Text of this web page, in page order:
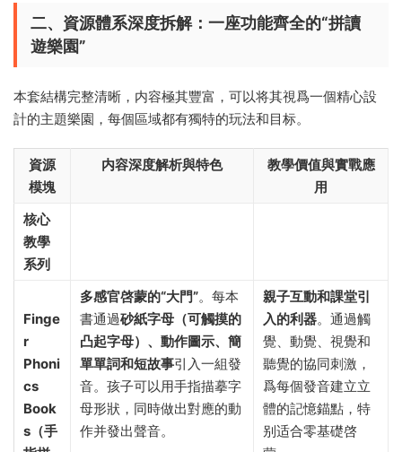
二、資源體系深度拆解：一座功能齊全的“拼讀
遊樂園”​
本套結構完整清晰，内容極其豐富，可以将其視爲一個精心設
計的主題樂園，每個區域都有獨特的玩法和目标。
資源
模塊
内容深度解析與特色
教學價值與實戰應
用
核心
教學
系列
Finge
r
Phoni
cs
Book
s（手
多感官啓蒙的“大門”​。每本
書通過砂紙字母（可觸摸的
凸起字母）、動作圖示、簡
單單詞和短故事引入一組發
音。孩子可以用手指描摹字
母形狀，同時做出對應的動
作并發出聲音。
親子互動和課堂引
入的利器。通過觸
覺、動覺、視覺和
聽覺的協同刺激，
爲每個發音建立立
體的記憶錨點，特
别适合零基礎啓